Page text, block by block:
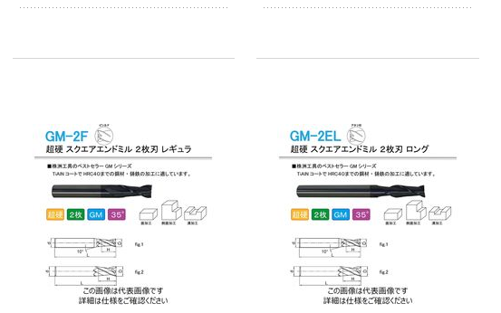
ル 「現場
ラ」 養生
（税込）
本気プライス
く ふせん 付箋
75×25mm
本気プライス
本気プライス
キングジム テプ
ラ TEPRA
PRO【純正】テー
プ 白ラベル
字）
￥914~
富士フイルム チ